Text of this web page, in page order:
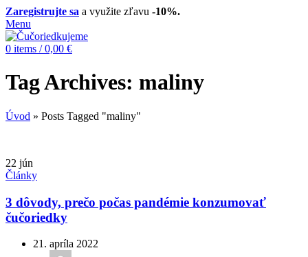
Zaregistrujte sa a využite zľavu -10%.
Menu
0 items / 0,00 €
Tag Archives: maliny
Úvod » Posts Tagged "maliny"
22 jún
Články
3 dôvody, prečo počas pandémie konzumovať
čučoriedky
21. apríla 2022